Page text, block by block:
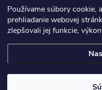
Používame súbory cookie,
prehliadanie webovej
zlepšovali jej funkcie,
Copyright 2026